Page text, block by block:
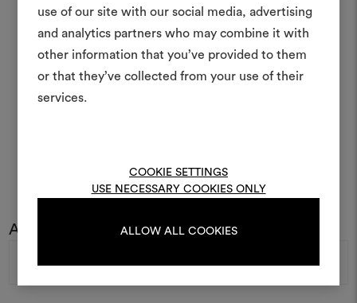
use of our site with our social media, advertising
and analytics partners who may combine it with
other information that you’ve provided to them
or that they’ve collected from your use of their
services.
COOKIE SETTINGS
USE NECESSARY COOKIES ONLY
ALLOW ALL COOKIES
Abonnez-vous à notre newsletter
Un instrument interactif
à vos idées et les partager,
des matériaux et des